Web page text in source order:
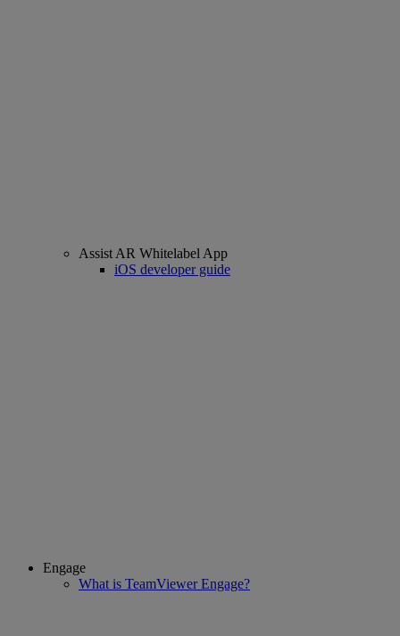
Assist AR Whitelabel App
iOS developer guide
Engage
What is TeamViewer Engage?